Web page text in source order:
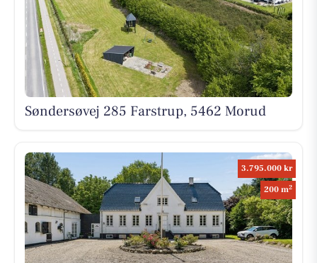
Søndersøvej 285 Farstrup, 5462 Morud
3.795.000 kr
200 m2